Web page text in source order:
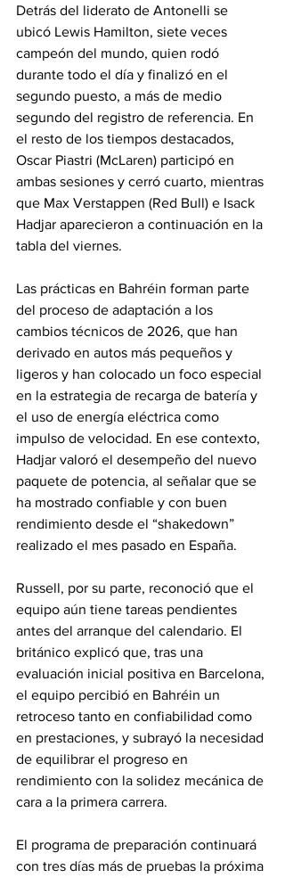
Detrás del liderato de Antonelli se
ubicó Lewis Hamilton, siete veces
campeón del mundo, quien rodó
durante todo el día y finalizó en el
segundo puesto, a más de medio
segundo del registro de referencia. En
el resto de los tiempos destacados,
Oscar Piastri (McLaren) participó en
ambas sesiones y cerró cuarto, mientras
que Max Verstappen (Red Bull) e Isack
Hadjar aparecieron a continuación en la
tabla del viernes.
Las prácticas en Bahréin forman parte
del proceso de adaptación a los
cambios técnicos de 2026, que han
derivado en autos más pequeños y
ligeros y han colocado un foco especial
en la estrategia de recarga de batería y
el uso de energía eléctrica como
impulso de velocidad. En ese contexto,
Hadjar valoró el desempeño del nuevo
paquete de potencia, al señalar que se
ha mostrado confiable y con buen
rendimiento desde el “shakedown”
realizado el mes pasado en España.
Russell, por su parte, reconoció que el
equipo aún tiene tareas pendientes
antes del arranque del calendario. El
británico explicó que, tras una
evaluación inicial positiva en Barcelona,
el equipo percibió en Bahréin un
retroceso tanto en confiabilidad como
en prestaciones, y subrayó la necesidad
de equilibrar el progreso en
rendimiento con la solidez mecánica de
cara a la primera carrera.
El programa de preparación continuará
con tres días más de pruebas la próxima